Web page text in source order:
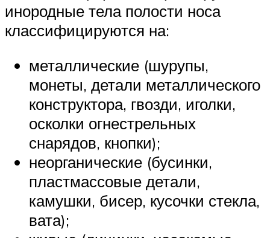
инородные тела полости носа
классифицируются на:
металлические (шурупы,
монеты, детали металлического
конструктора, гвозди, иголки,
осколки огнестрельных
снарядов, кнопки);
неорганические (бусинки,
пластмассовые детали,
камушки, бисер, кусочки стекла,
вата);